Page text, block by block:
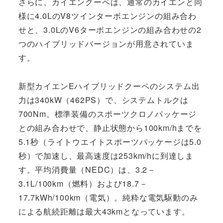
様に4.0LのV8ツインターボエンジンの組み合わ
せと、3.0LのV6ターボエンジンの組み合わせの2
つのハイブリッドバージョンが用意されていま
す。
新型カイエンEハイブリッドクーペのシステム出
力は340kW（462PS）で、システムトルクは
700Nm。標準装備のスポーツクロノパッケージ
との組み合わせで、静止状態から100km/hまでを
5.1秒（ライトウエイトスポーツパッケージは5.0
秒）で加速し、最高速度は253km/hに到達しま
す。平均消費量（NEDC）は、3.2－
3.1L/100km（燃料）および18.7－
17.7kWh/100km（電気）。純粋な電気駆動のみ
による航続距離は最大43kmとなっています。